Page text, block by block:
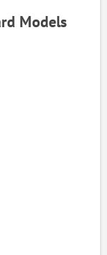
Models